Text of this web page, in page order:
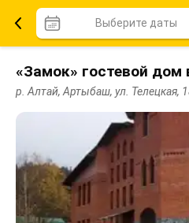
Выберите даты
«Замок» гостевой
р. Алтай, Артыбаш, ул. Телецкая,